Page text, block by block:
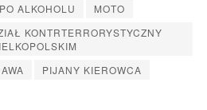
ALKOHOLU
MOTO
KONTRTERRORYSTYCZNY
PIJANY KIEROWCA